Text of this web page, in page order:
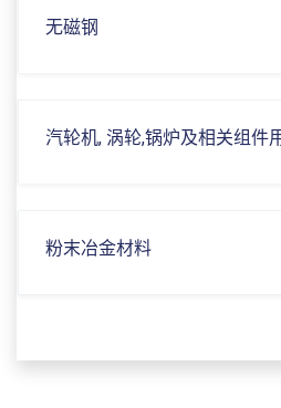
无磁钢
汽轮机, 涡轮,锅炉及相关组件
粉末冶金材料